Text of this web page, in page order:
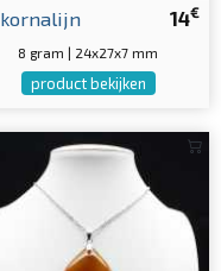
14€
kornalijn
8 gram | 24x27x7 mm
product bekijken